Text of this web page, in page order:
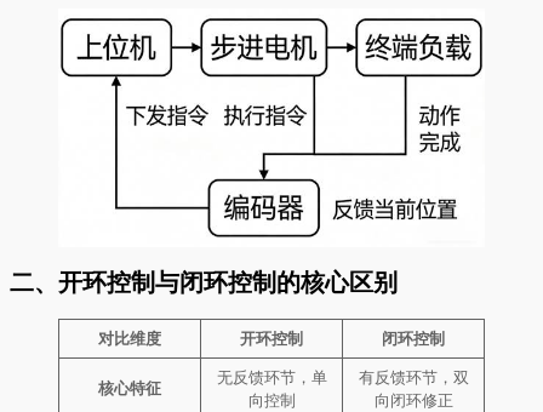
二、开环控制与闭环控制的核心区别
对比维度 开环控制 闭环控制
核心特征
无反馈环节，单
向控制
有反馈环节，双
向闭环修正